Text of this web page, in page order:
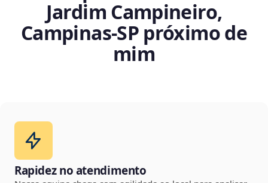
Jardim Campineiro,
Campinas‑SP próximo de
mim
Rapidez no atendimento